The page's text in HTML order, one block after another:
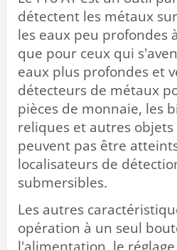
détectent les métaux
les eaux peu profondes
que pour ceux qui
eaux plus profondes et
détecteurs de métaux
pièces de monnaie, les
reliques et autres
peuvent pas être
localisateurs de
submersibles.
Les autres
opération à un seul
l'alimentation, le